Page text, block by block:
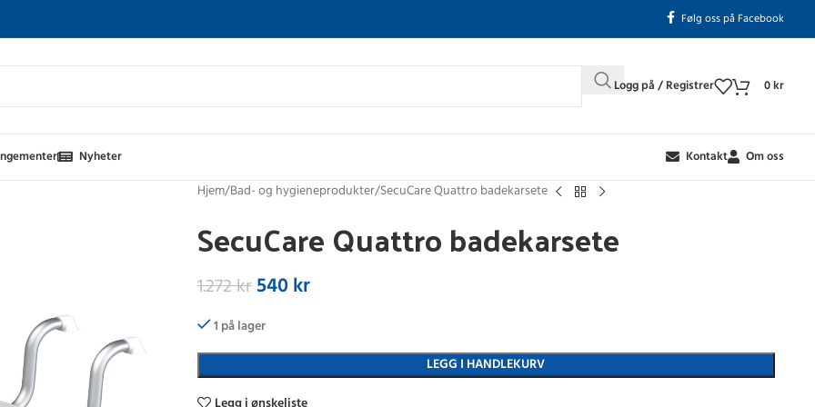
Følg oss på Facebook
Logg på / Registrer 0kr
Nyheter Kontakt Om oss
Hjem Bad- og hygieneprodukter SecuCare Quattro badekarsete
SecuCare Quattro badekarsete
1.272kr540kr
1 på lager
LEGG I HANDLEKURV